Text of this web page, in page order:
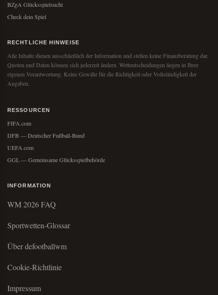
BZgA Glücksspielsucht
Check dein Spiel
RECHTLICHE HINWEISE
Alle Inhalte dienen ausschließlich der Information und stellen keine Finanzberatung dar.
Quoten und Daten können sich jederzeit ändern. Wettentscheidungen liegen in Ihrer
eigenen Verantwortung. Keine Gewähr für die Richtigkeit oder Vollständigkeit der
Angaben.
RESSOURCEN
FIFA.com
DFB — Deutscher Fußball-Bund
UEFA.com
GGL — Gemeinsame Glücksspielbehörde
INFORMATION
WM 2026 FAQ
Sportwetten-Glossar
Über defootballwm
Cookie-Richtlinie
Impressum